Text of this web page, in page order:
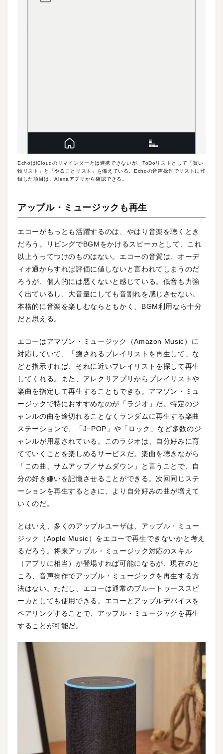
EchoはiCloudのリマインダーとは連携できないが、ToDoリストとして「買い
物リスト」と「やることリスト」を備えている。Echoの音声操作でリストに登
録した項目は、Alexaアプリから確認できる。
アップル・ミュージックも再生
エコーがもっとも活躍するのは、やはり音楽を聴くとき
だろう。リビングでBGMをかけるスピーカとして、これ
以上うってつけのものはない。エコーの音質は、オーデ
ィオ通からすれば評価に値しないと言われてしまうのだ
ろうが、個人的には悪くないと感じている。低音も力強
く出ているし、大音量にしても音割れを感じさせない。
本格的に音楽を楽しむならともかく、BGM利用なら十分
だと思える。
エコーはアマゾン・ミュージック（Amazon Music）に
対応していて、「癒されるプレイリストを再生して」な
どと指示すれば、それに近いプレイリストを探して再生
してくれる。また、アレクサアプリからプレイリストや
楽曲を指定して再生することもできる。アマゾン・ミュ
ージックで特におすすめなのが「ラジオ」だ。特定のジ
ャンルの曲を途切れることなくランダムに再生する楽曲
ステーションで、「J−POP」や「ロック」など多数のジ
ャンルが用意されている。このラジオは、自分好みに育
てていくことを楽しめるサービスだ。楽曲を聴きながら
「この曲、サムアップ／サムダウン」と言うことで、自
分の好き嫌いを記憶させることができる。次回同じステ
ーションを再生するときに、より自分好みの曲が増えて
いくのだ。
とはいえ、多くのアップルユーザは、アップル・ミュー
ジック（Apple Music）をエコーで再生できないかと考え
るだろう。将来アップル・ミュージック対応のスキル
（アプリに相当）が登場すれば可能になるが、現在のと
ころ、音声操作でアップル・ミュージックを再生する方
法はない。ただし、エコーは通常のブルートゥーススピ
ーカとしても使用できる。エコーとアップルデバイスを
ペアリングすることで、アップル・ミュージックを再生
することが可能だ。